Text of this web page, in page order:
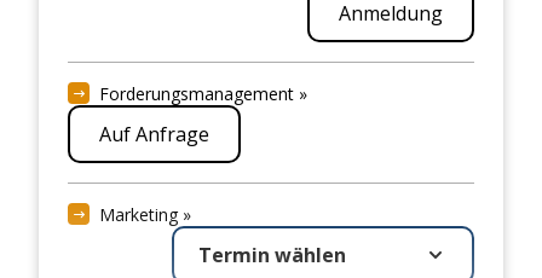
Termin wählen
Anmeldung
Forderungsmanagement »
Auf Anfrage
Marketing »
Termin wählen